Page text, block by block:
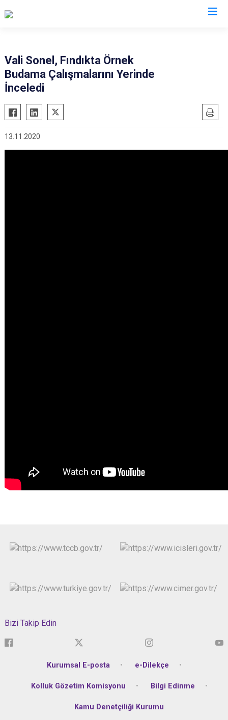
Vali Sonel, Fındıkta Örnek
Budama Çalışmalarını Yerinde
İnceledi
13.11.2020
Bizi Takip Edin
Kurumsal E-posta e-Dilekçe
Kolluk Gözetim Komisyonu Bilgi Edinme
Kamu Denetçiliği Kurumu